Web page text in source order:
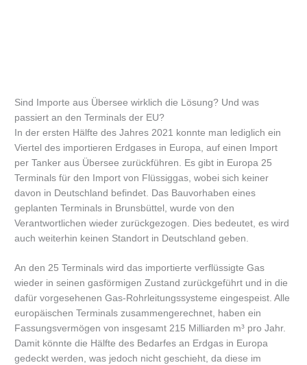
Sind Importe aus Übersee wirklich die Lösung? Und was
passiert an den Terminals der EU?
In der ersten Hälfte des Jahres 2021 konnte man lediglich ein
Viertel des importieren Erdgases in Europa, auf einen Import
per Tanker aus Übersee zurückführen. Es gibt in Europa 25
Terminals für den Import von Flüssiggas, wobei sich keiner
davon in Deutschland befindet. Das Bauvorhaben eines
geplanten Terminals in Brunsbüttel, wurde von den
Verantwortlichen wieder zurückgezogen. Dies bedeutet, es wird
auch weiterhin keinen Standort in Deutschland geben.
An den 25 Terminals wird das importierte verflüssigte Gas
wieder in seinen gasförmigen Zustand zurückgeführt und in die
dafür vorgesehenen Gas-Rohrleitungssysteme eingespeist. Alle
europäischen Terminals zusammengerechnet, haben ein
Fassungsvermögen von insgesamt 215 Milliarden m³ pro Jahr.
Damit könnte die Hälfte des Bedarfes an Erdgas in Europa
gedeckt werden, was jedoch nicht geschieht, da diese im